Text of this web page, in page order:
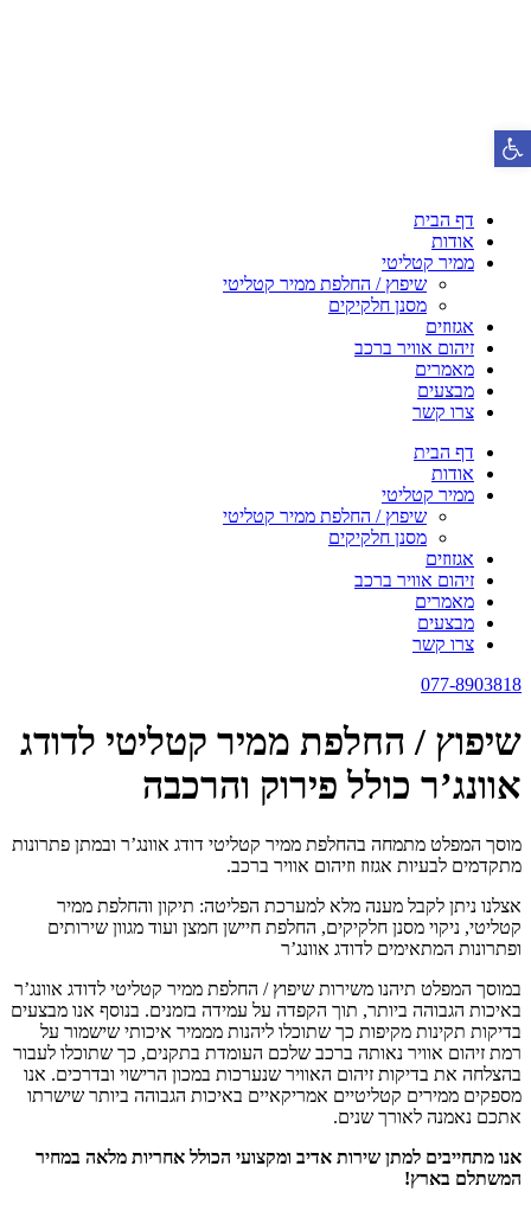
דף הבית
אודות
ממיר קטליטי
שיפוץ / החלפת ממיר קטליטי
מסנן חלקיקים
אגזוזים
זיהום אוויר ברכב
מאמרים
מבצעים
צרו קשר
דף הבית
אודות
ממיר קטליטי
שיפוץ / החלפת ממיר קטליטי
מסנן חלקיקים
אגזוזים
זיהום אוויר ברכב
מאמרים
מבצעים
צרו קשר
077-8903818
שיפוץ / החלפת ממיר קטליטי לדודג
אוונג’ר כולל פירוק והרכבה
מוסך המפלט מתמחה בהחלפת ממיר קטליטי דודג אוונג’ר ובמתן פתרונות
מתקדמים לבעיות אגזוז וזיהום אוויר ברכב.
אצלנו ניתן לקבל מענה מלא למערכת הפליטה: תיקון והחלפת ממיר
קטליטי, ניקוי מסנן חלקיקים, החלפת חיישן חמצן ועוד מגוון שירותים
ופתרונות המתאימים לדודג אוונג’ר
במוסך המפלט תיהנו משירות שיפוץ / החלפת ממיר קטליטי לדודג אוונג’ר
באיכות הגבוהה ביותר, תוך הקפדה על עמידה בזמנים. בנוסף אנו מבצעים
בדיקות תקינות מקיפות כך שתוכלו ליהנות מממיר איכותי שישמור על
רמת זיהום אוויר נאותה ברכב שלכם העומדת בתקנים, כך שתוכלו לעבור
בהצלחה את בדיקות זיהום האוויר שנערכות במכון הרישוי ובדרכים. אנו
מספקים ממירים קטליטיים אמריקאיים באיכות הגבוהה ביותר שישרתו
אתכם נאמנה לאורך שנים.
אנו מתחייבים למתן שירות אדיב ומקצועי הכולל אחריות מלאה במחיר
המשתלם בארץ!
פתח סרגל נגישות